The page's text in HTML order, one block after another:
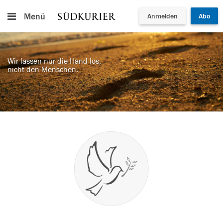
Menü Anmelden Abo
Wir lassen nur die Hand los,
nicht den Menschen.